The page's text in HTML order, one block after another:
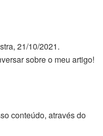
21/10/2021.
sobre o meu artigo!
conteúdo, através do